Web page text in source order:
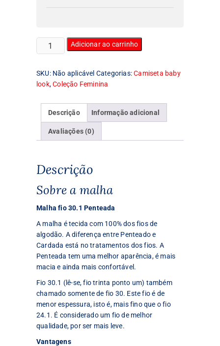
Camiseta
Feminina
Look
O
Poppins
quantidade
Adicionar ao carrinho
SKU: Não aplicável Categorias:Camiseta baby
look,Coleção Feminina
Descrição Informação adicional
Avaliações (0)
Descrição
Sobre a malha
Malha fio 30.1 Penteada
A malha é tecida com 100% dos fios de
algodão. A diferença entre Penteado e
Cardada está no tratamentos dos fios. A
Penteada tem uma melhor aparência, é mais
macia e ainda mais confortável.
Fio 30.1 (lê-se, fio trinta ponto um) também
chamado somente de fio 30. Este fio é de
menor espessura, isto é, mais fino que o fio
24.1. É considerado um fio de melhor
qualidade, por ser mais leve.
Vantagens